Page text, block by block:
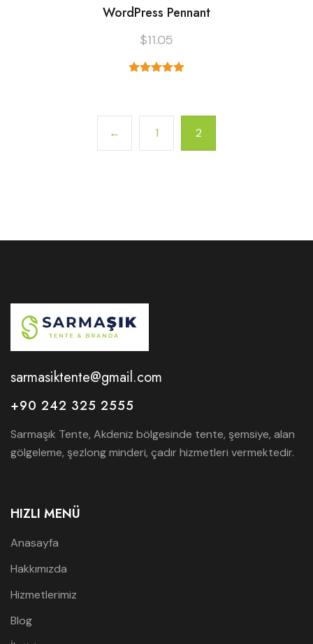
WordPress Pennant
$11.05
← 1 2
sarmasiktente@gmail.com
+90 242 325 2555
Sarmaşık Tente, Akdeniz bölgesinde tente, şemsiye, alan
gölgeleme, şezlong minderi, çadır hizmetleri vermektedir.
HIZLI MENÜ
Anasayfa
Hakkımızda
Hizmetlerimiz
Blog